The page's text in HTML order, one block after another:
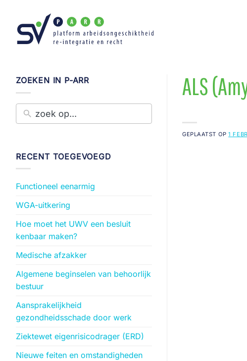
inhoud
ZOEKEN IN P-ARR
RECENT TOEGEVOEGD
Functioneel eenarmig
WGA-uitkering
Hoe moet het UWV een besluit
kenbaar maken?
Medische afzakker
Algemene beginselen van behoorlijk
bestuur
Aansprakelijkheid
gezondheidsschade door werk
Ziektewet eigenrisicodrager (ERD)
Nieuwe feiten en omstandigheden
ALS
GEPLAATST OP1